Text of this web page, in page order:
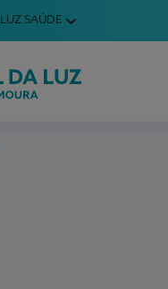
SAÚDE
de Vilamoura